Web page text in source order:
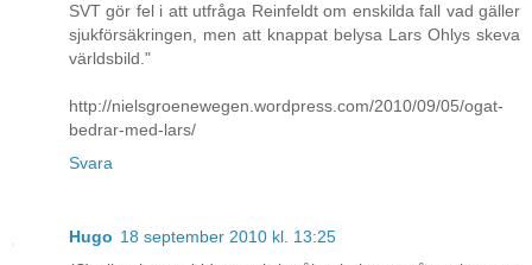
SVT gör fel i att utfråga Reinfeldt om enskilda fall vad gäller
sjukförsäkringen, men att knappat belysa Lars Ohlys skeva
världsbild."
http://nielsgroenewegen.wordpress.com/2010/09/05/ogat-
bedrar-med-lars/
Svara
Hugo 18 september 2010 kl. 13:25